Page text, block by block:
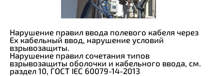
Нарушение правил ввода полевого кабеля через
Ex кабельный ввод, нарушение условий
взрывозащиты.
Нарушение правил сочетания типов
взрывозащиты оболочки и кабельного ввода, см.
раздел 10, ГОСТ IEC 60079-14-2013